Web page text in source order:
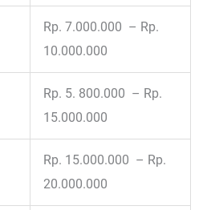
Rp. 7.000.000 – Rp.
10.000.000
Rp. 5. 800.000 – Rp.
15.000.000
Rp. 15.000.000 – Rp.
20.000.000